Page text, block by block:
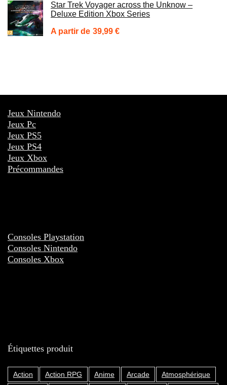
Star Trek Voyager across the Unknow –
Deluxe Edition Xbox Series
39,99 €
Jeux Nintendo
Jeux Pc
Jeux PS5
Jeux PS4
Jeux Xbox
Précommandes
Consoles Playstation
Consoles Nintendo
Consoles Xbox
Étiquettes produit
Action Action RPG Anime Arcade
Atmosphérique